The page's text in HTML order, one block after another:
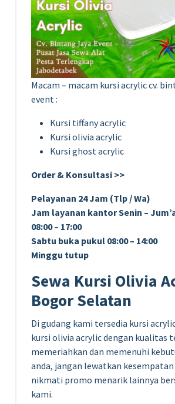
Macam – macam kursi acrylic cv.
event :
Kursi tiffany acrylic
Kursi olivia acrylic
Kursi ghost acrylic
Order & Konsultasi >>
Pelayanan 24 Jam (Tlp / Wa)
Jam layanan kantor Senin –
08:00 – 17:00
Sabtu buka pukul 08:00 – 14:00
Minggu tutup
Sewa Kursi Olivia
Bogor Selatan
Di gudang kami tersedia kursi
kursi olivia acrylic dengan kualitas
memeriahkan dan memenuhi
anda, jangan lewatkan kesempatan
nikmati promo menarik lainnya
kami.